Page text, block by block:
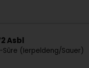
Asbl
Sûre (Ierpeldeng/Sauer)